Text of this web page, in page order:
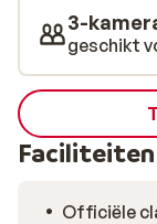
3-
geschikt
Faciliteiten
Officiële